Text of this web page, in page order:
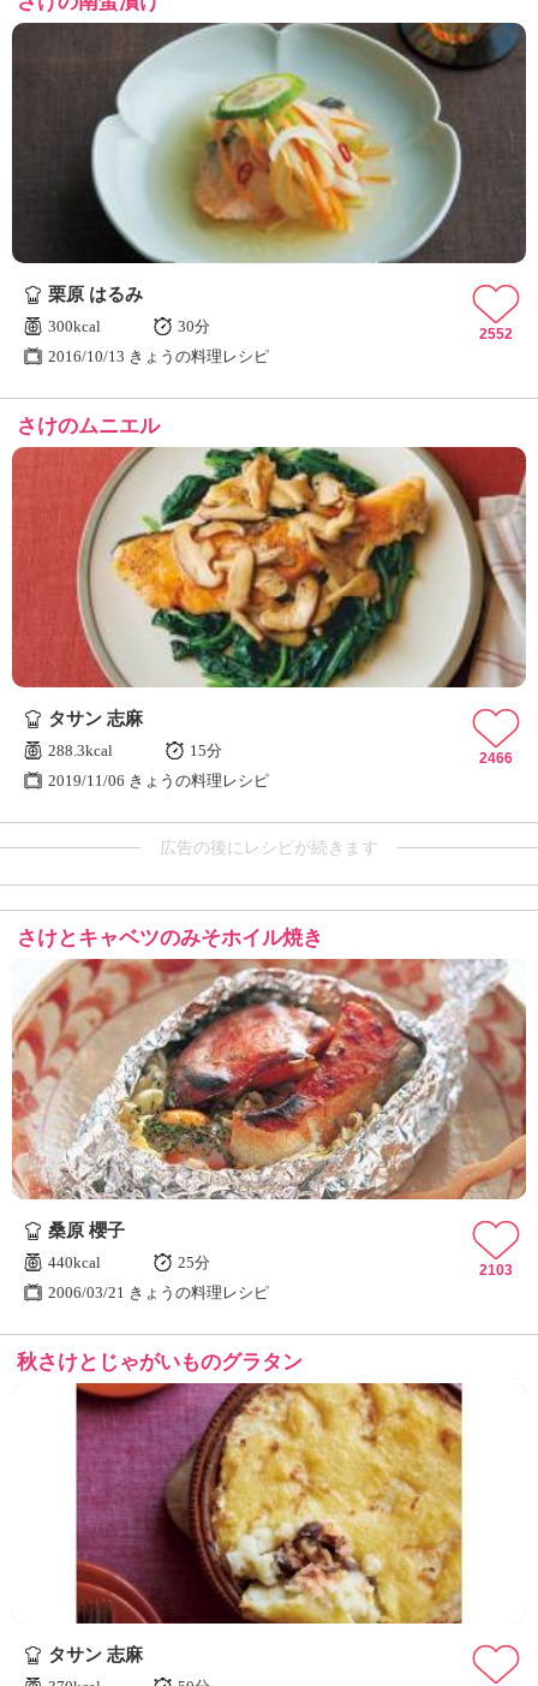
栗原 はるみ
300kcal
30分
2016/10/13 きょうの料理レシピ
2552
さけのムニエル
タサン 志麻
288.3kcal
15分
2019/11/06 きょうの料理レシピ
2466
広告の後にレシピが続きます
さけとキャベツのみそホイル焼き
桑原 櫻子
440kcal
25分
2006/03/21 きょうの料理レシピ
2103
秋さけとじゃがいものグラタン
タサン 志麻